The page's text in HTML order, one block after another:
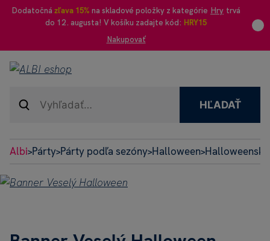
Dodatočná zľava 15% na skladové položky z kategórie Hry trvá
do 12. augusta! V košíku zadajte kód: HRY15
Nakupovať
HĽADAŤ
Albi>Párty>Párty podľa sezóny>Halloween>